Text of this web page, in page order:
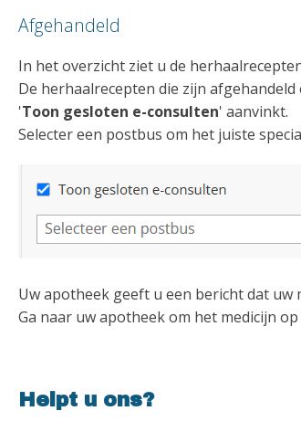
Afgehandeld
In het overzicht ziet u de
De herhaalrecepten die zijn
'Toon gesloten e-consulten' aanvinkt.
Selecter een postbus om het juiste
Uw apotheek geeft u een bericht dat uw
Ga naar uw apotheek om het medicijn
Helpt u ons?